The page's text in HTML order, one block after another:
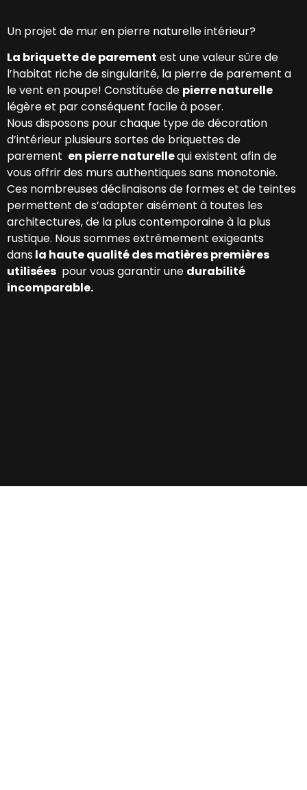
Un projet de mur en pierre naturelle intérieur?
La briquette de parement est une valeur sûre de
l’habitat riche de singularité, la pierre de parement a
le vent en poupe! Constituée de pierre naturelle
légère et par conséquent facile à poser.
Nous disposons pour chaque type de décoration
d’intérieur plusieurs sortes de briquettes de
parement en pierre naturellequi existent afin de
vous offrir des murs authentiques sans monotonie.
Ces nombreuses déclinaisons de formes et de teintes
permettent de s’adapter aisément à toutes les
architectures, de la plus contemporaine à la plus
rustique. Nous sommes extrêmement exigeants
dans la haute qualité des matières premières
utilisées pour vous garantir une durabilité
incomparable.